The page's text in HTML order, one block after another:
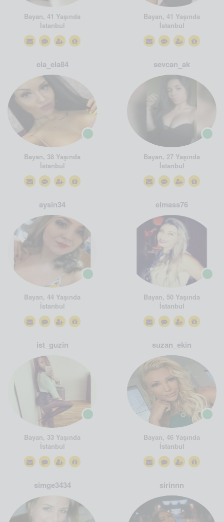
Bayan, 41 Yaşında
İstanbul
Bayan, 41 Yaşında
İstanbul
ela_ela84
Bayan, 38 Yaşında
İstanbul
sevcan_ak
Bayan, 27 Yaşında
İstanbul
aysin34
Bayan, 44 Yaşında
İstanbul
elmass76
Bayan, 50 Yaşında
İstanbul
ist_guzin
Bayan, 33 Yaşında
İstanbul
suzan_ekin
Bayan, 46 Yaşında
İstanbul
simge3434 sirinnn